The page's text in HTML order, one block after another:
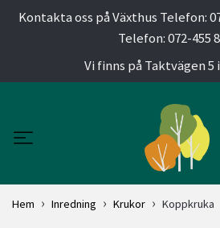
Kontakta oss på Växthus Telefon:
Telefon: 072-455
Vi finns på Taktvägen 5
Hem Inredning Krukor Koppkruka